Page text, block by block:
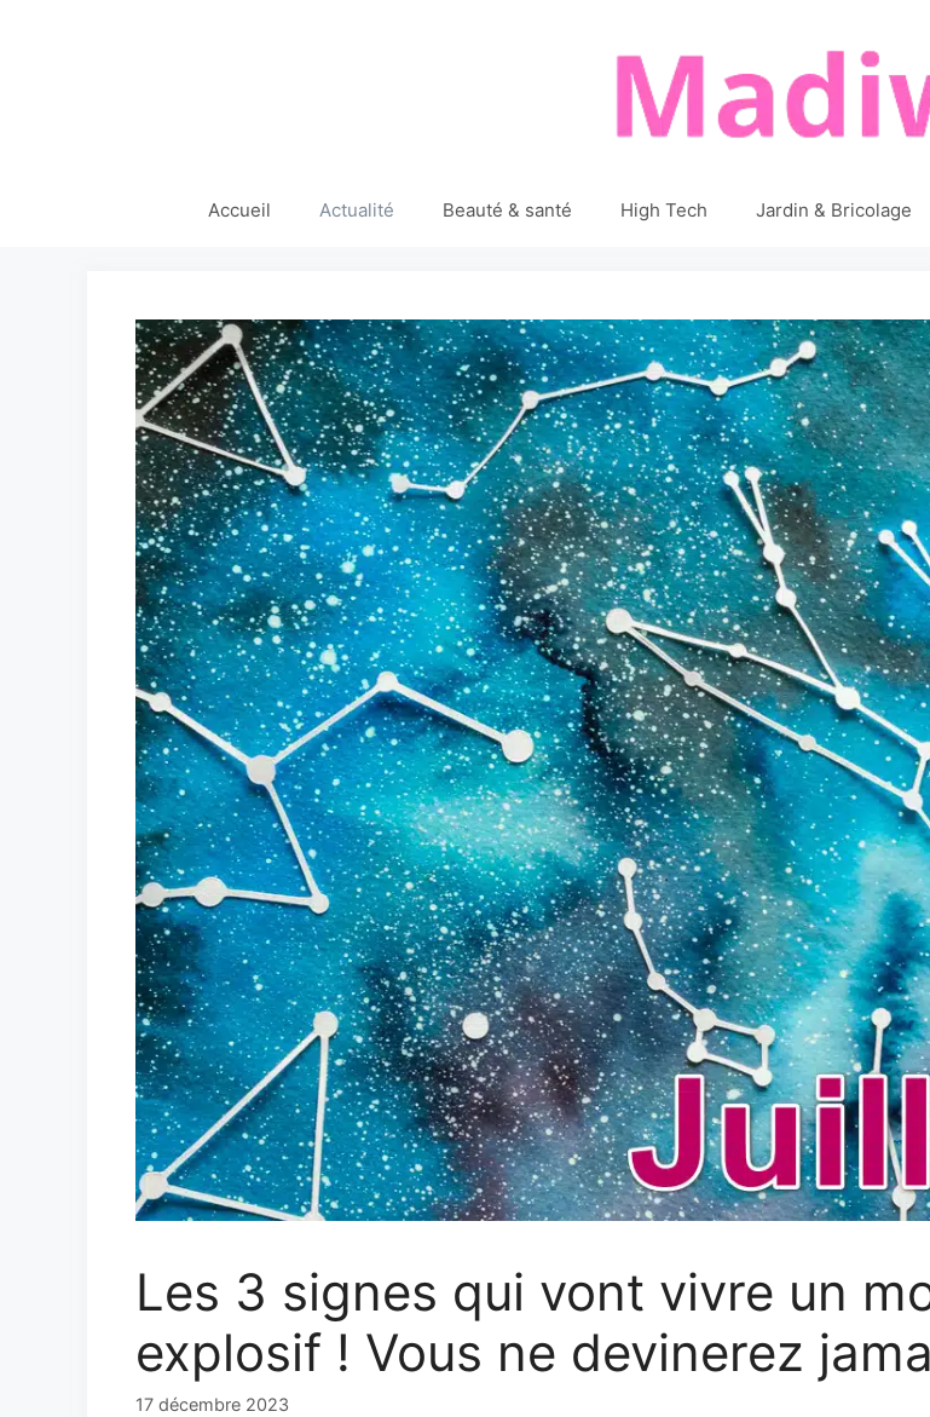
Accueil Actualité Beauté & santé High Tech Jardin & Bricolage
Les 3 signes qui vont vivre un
explosif ! Vous ne devinerez
17 décembre 2023